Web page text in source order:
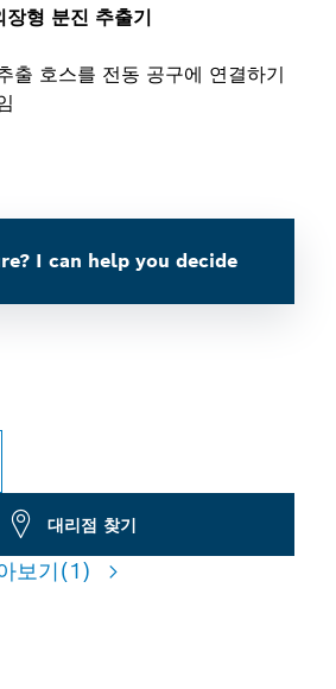
장형 분진 추출기
출 호스를 전동 공구에 연결하기
I can help you decide
대리점 찾기
보기(1)